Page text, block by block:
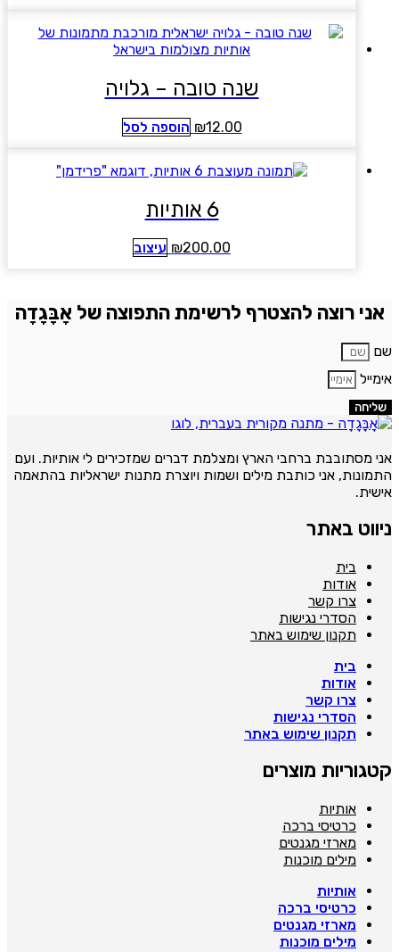
שנה טובה – גלויה
₪12.00 הוספה לסל
6 אותיות
₪200.00 עיצוב
אני רוצה להצטרף לרשימת התפוצה של אָבָּגָדָה
שליחה
מסתובבת ברחבי הארץ ומצלמת דברים שמזכירים לי אותיות. ועם
אני כותבת מילים ושמות ויוצרת מתנות ישראליות בהתאמה
באתר
בית
אודות
צרו קשר
הסדרי נגישות
תקנון שימוש באתר
בית
אודות
צרו קשר
הסדרי נגישות
תקנון שימוש באתר
מוצרים
אותיות
כרטיסי ברכה
מארזי מגנטים
מילים מוכנות
אותיות
כרטיסי ברכה
מארזי מגנטים
מילים מוכנות